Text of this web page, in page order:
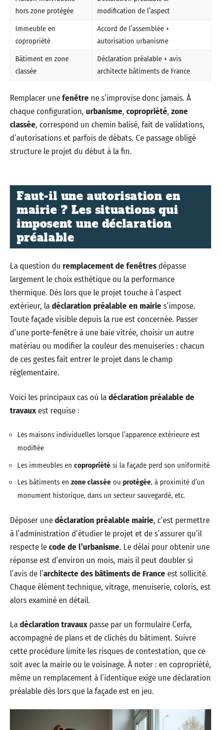
hors zone protégée
modification de l’aspect
Immeuble en
copropriété
Accord de l’assemblée +
autorisation urbanisme
Bâtiment en zone
classée
Déclaration préalable + avis
architecte bâtiments de France
Remplacer unefenêtre ne s’improvise donc jamais. À
chaque configuration, urbanisme, copropriété, zone
classée, correspond un chemin balisé, fait de validations,
d’autorisations et parfois de débats. Ce passage obligé
structure le projet du début à la fin.
Faut-il une autorisation en
mairie ? Les situations qui
imposent une déclaration
préalable
La question du remplacement de fenêtresdépasse
largement le choix esthétique ou la performance
thermique. Dès lors que le projet touche à l’aspect
extérieur, ladéclaration préalable en mairies’impose.
Toute façade visible depuis la rue est concernée. Passer
d’une porte-fenêtre à une baie vitrée, choisir un autre
matériau ou modifier la couleur des menuiseries : chacun
de ces gestes fait entrer le projet dans le champ
réglementaire.
Voici les principaux cas où ladéclaration préalable de
travauxest requise :
Les maisons individuelles lorsque l’apparence extérieure est
modifiée
Les immeubles en copropriété si la façade perd son uniformité
Les bâtiments en zone classée ou protégée, à proximité d’un
monument historique, dans un secteur sauvegardé, etc.
Déposer unedéclaration préalable mairie, c’est permettre
à l’administration d’étudier le projet et de s’assurer qu’il
respecte lecode de l’urbanisme. Le délai pour obtenir une
réponse est d’environ un mois, mais il peut doubler si
l’avis de l’architecte des bâtiments de Franceest sollicité.
Chaque élément technique, vitrage, menuiserie, coloris, est
alors examiné en détail.
Ladéclaration travaux passe par un formulaire Cerfa,
accompagné de plans et de clichés du bâtiment. Suivre
cette procédure limite les risques de contestation, que ce
soit avec la mairie ou le voisinage. À noter : en copropriété,
même un remplacement à l’identique exige une déclaration
préalable dès lors que la façade est en jeu.